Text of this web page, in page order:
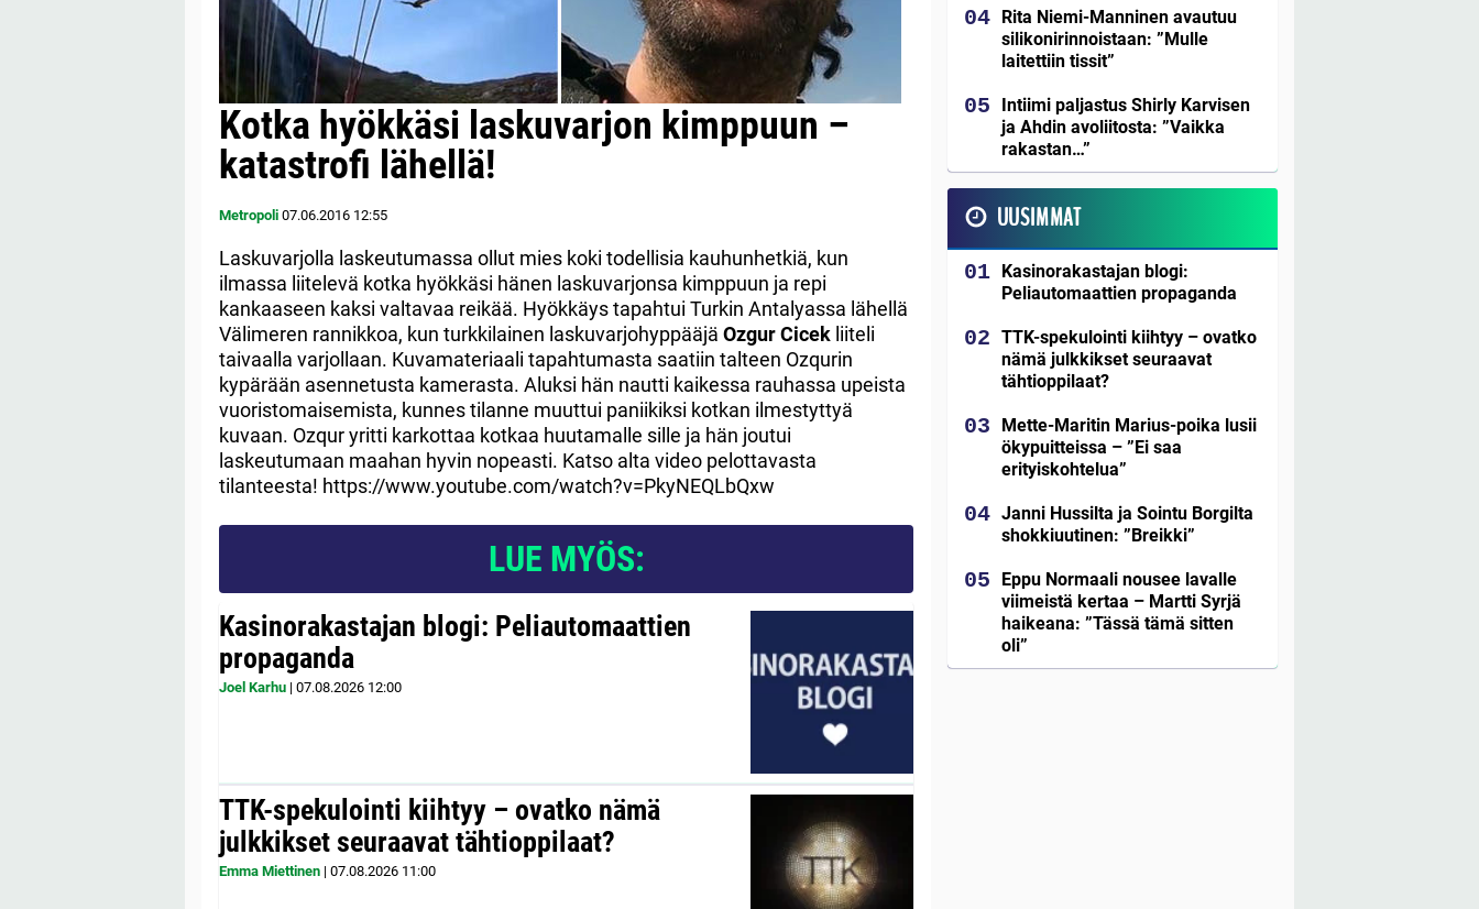
Kotka hyökkäsi laskuvarjon kimppuun –
katastrofi lähellä!
Metropoli 07.06.2016 12:55
Laskuvarjolla laskeutumassa ollut mies koki todellisia kauhunhetkiä, kun
ilmassa liitelevä kotka hyökkäsi hänen laskuvarjonsa kimppuun ja repi
kankaaseen kaksi valtavaa reikää. Hyökkäys tapahtui Turkin Antalyassa lähellä
Välimeren rannikkoa, kun turkkilainen laskuvarjohyppääjä Ozgur Cicek liiteli
taivaalla varjollaan. Kuvamateriaali tapahtumasta saatiin talteen Ozqurin
kypärään asennetusta kamerasta. Aluksi hän nautti kaikessa rauhassa upeista
vuoristomaisemista, kunnes tilanne muuttui paniikiksi kotkan ilmestyttyä
kuvaan. Ozqur yritti karkottaa kotkaa huutamalle sille ja hän joutui
laskeutumaan maahan hyvin nopeasti. Katso alta video pelottavasta
tilanteesta! https://www.youtube.com/watch?v=PkyNEQLbQxw
LUE MYÖS:
Kasinorakastajan blogi: Peliautomaattien
propaganda
Joel Karhu | 07.08.2026 12:00
TTK-spekulointi kiihtyy – ovatko nämä
julkkikset seuraavat tähtioppilaat?
Emma Miettinen | 07.08.2026 11:00
Rita Niemi-Manninen avautuu
silikonirinnoistaan: ”Mulle
laitettiin tissit”
Intiimi paljastus Shirly Karvisen
ja Ahdin avoliitosta: ”Vaikka
rakastan…”
UUSIMMAT
Kasinorakastajan blogi:
Peliautomaattien propaganda
TTK-spekulointi kiihtyy – ovatko
nämä julkkikset seuraavat
tähtioppilaat?
Mette-Maritin Marius-poika lusii
ökypuitteissa – ”Ei saa
erityiskohtelua”
Janni Hussilta ja Sointu Borgilta
shokkiuutinen: ”Breikki”
Eppu Normaali nousee lavalle
viimeistä kertaa – Martti Syrjä
haikeana: ”Tässä tämä sitten
oli”